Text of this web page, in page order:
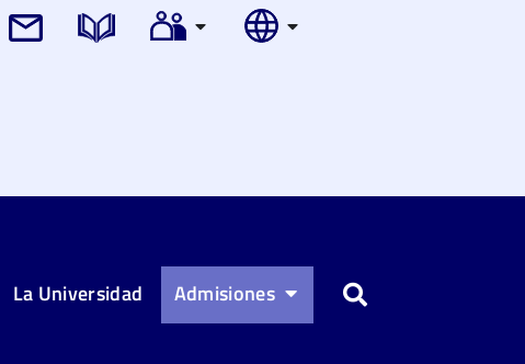
La Universidad Admisiones Buscar